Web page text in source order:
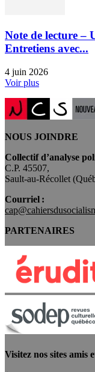
Note de lecture –
Entretiens avec...
4 juin 2026
Voir plus
NOUS JOINDRE
Collectif d’analyse
C.P. 45507,
Sault-au-Récollet
Courriel :
PARTENAIRES
Visitez nos sites amis